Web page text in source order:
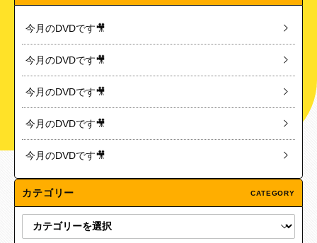
今月のDVDです🎥
今月のDVDです🎥
今月のDVDです🎥
今月のDVDです🎥
今月のDVDです🎥
カテゴリー CATEGORY